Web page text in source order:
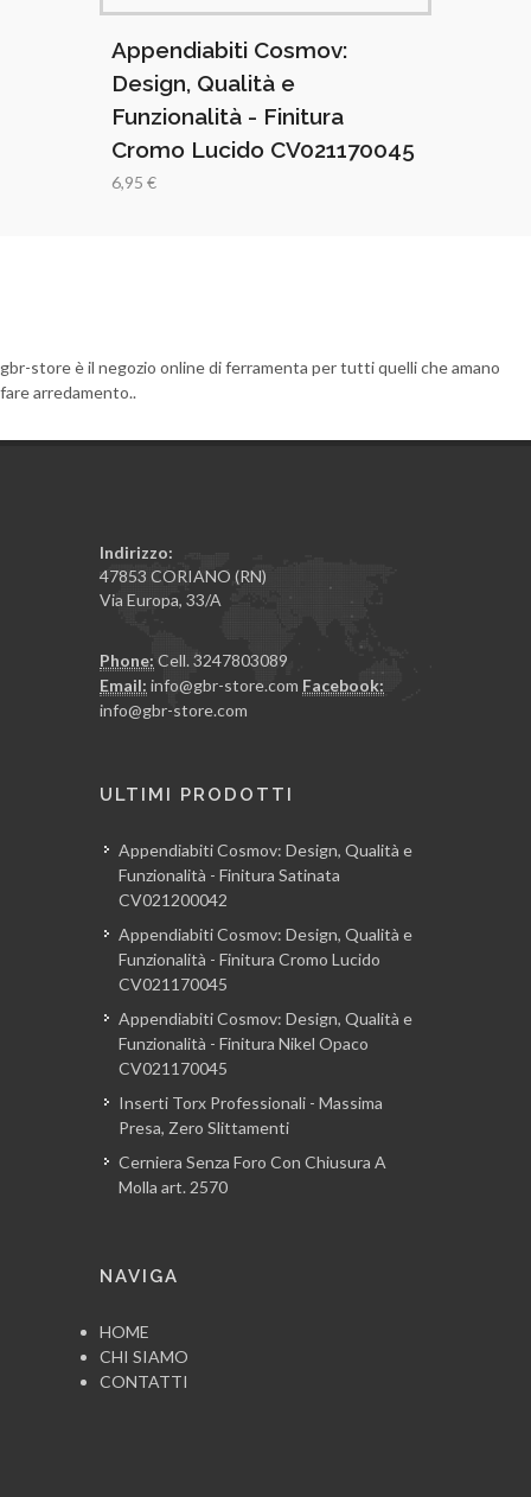
Appendiabiti Cosmov:
Design, Qualità e
Funzionalità - Finitura
Cromo Lucido CV021170045
6,95 €
gbr-store è il negozio online di ferramenta per tutti quelli che amano
fare arredamento..
Indirizzo:
47853 CORIANO (RN)
Via Europa, 33/A
Phone: Cell. 3247803089
Email: info@gbr-store.com Facebook:
info@gbr-store.com
ULTIMI PRODOTTI
Appendiabiti Cosmov: Design, Qualità e
Funzionalità - Finitura Satinata
CV021200042
Appendiabiti Cosmov: Design, Qualità e
Funzionalità - Finitura Cromo Lucido
CV021170045
Appendiabiti Cosmov: Design, Qualità e
Funzionalità - Finitura Nikel Opaco
CV021170045
Inserti Torx Professionali - Massima
Presa, Zero Slittamenti
Cerniera Senza Foro Con Chiusura A
Molla art. 2570
NAVIGA
HOME
CHI SIAMO
CONTATTI